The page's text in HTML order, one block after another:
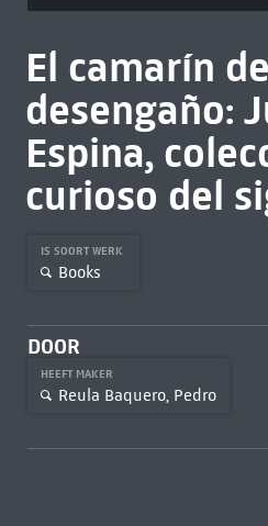
El camarín
desengaño:
Espina,
curioso del
IS SOORT WERK
Books
DOOR
HEEFT MAKER
Reula Baquero, Pedro